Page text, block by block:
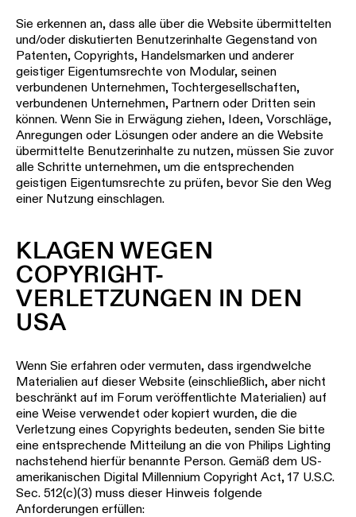
Sie erkennen an, dass alle über die Website übermittelten
und/oder diskutierten Benutzerinhalte Gegenstand von
Patenten, Copyrights, Handelsmarken und anderer
geistiger Eigentumsrechte von Modular, seinen
verbundenen Unternehmen, Tochtergesellschaften,
verbundenen Unternehmen, Partnern oder Dritten sein
können. Wenn Sie in Erwägung ziehen, Ideen, Vorschläge,
Anregungen oder Lösungen oder andere an die Website
übermittelte Benutzerinhalte zu nutzen, müssen Sie zuvor
alle Schritte unternehmen, um die entsprechenden
geistigen Eigentumsrechte zu prüfen, bevor Sie den Weg
einer Nutzung einschlagen.
KLAGEN WEGEN
COPYRIGHT-
VERLETZUNGEN IN DEN
USA
Wenn Sie erfahren oder vermuten, dass irgendwelche
Materialien auf dieser Website (einschließlich, aber nicht
beschränkt auf im Forum veröffentlichte Materialien) auf
eine Weise verwendet oder kopiert wurden, die die
Verletzung eines Copyrights bedeuten, senden Sie bitte
eine entsprechende Mitteilung an die von Philips Lighting
nachstehend hierfür benannte Person. Gemäß dem US-
amerikanischen Digital Millennium Copyright Act, 17 U.S.C.
Sec. 512(c)(3) muss dieser Hinweis folgende
Anforderungen erfüllen: